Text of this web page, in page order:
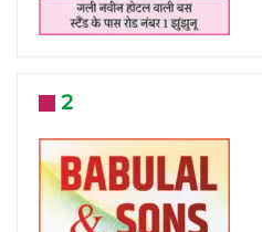
2